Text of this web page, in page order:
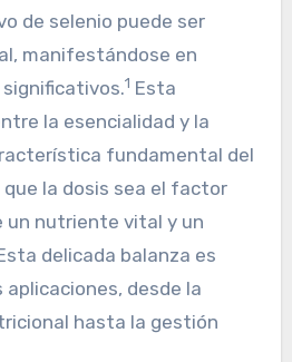
de selenio puede ser
manifestándose en
1 Esta
la esencialidad y la
fundamental del
que la dosis sea el factor
nutriente vital y un
delicada balanza es
desde la
hasta la gestión